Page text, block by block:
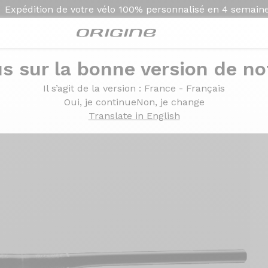
Expédition de votre vélo 100% personnalisé en 4
sur la bonne version de
Il s’agit de la version : France - Français
Oui, je continueNon, je change
Translate in English